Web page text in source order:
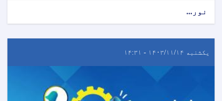
نور...
یکشنبه ۱۴۰۳/۱۱/۱۴ - ۱۴:۳۱